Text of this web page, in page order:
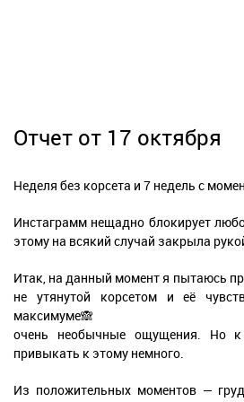
Отчет от 17 октября
Неделя без корсета и 7 недель с
Инстаграмм нещадно блокирует
этому на всякий случай закрыла
Итак, на данный момент я пытаюсь
не утянутой корсетом и её
максимуме🙈
очень необычные ощущения. Но к
привыкать к этому немного.
Из положительных моментов —